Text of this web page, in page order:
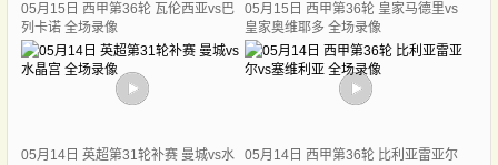
05月15日 西甲第36轮 瓦伦西亚vs巴
列卡诺 全场录像
05月15日 西甲第36轮 皇家马德里vs
皇家奥维耶多 全场录像
05月14日 英超第31轮补赛 曼城vs水
05月14日 西甲第36轮 比利亚雷亚尔